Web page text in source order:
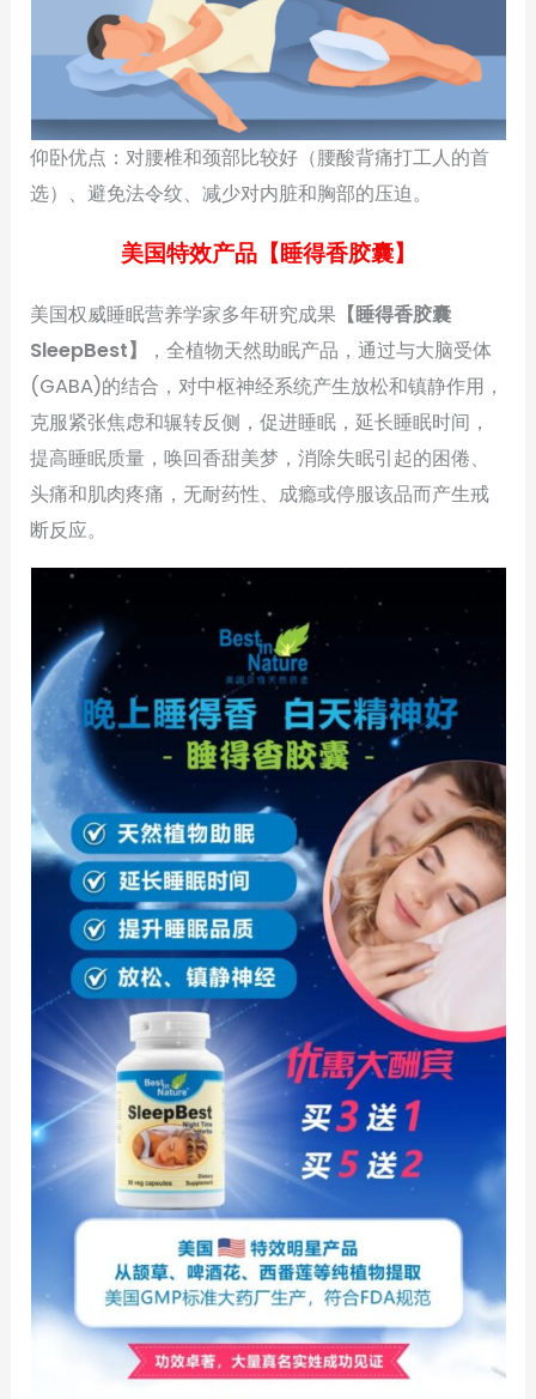
仰卧优点：对腰椎和颈部比较好（腰酸背痛打工人的首
选）、避免法令纹、减少对内脏和胸部的压迫。
美国特效产品【睡得香胶囊】
美国权威睡眠营养学家多年研究成果 【睡得香胶囊
SleepBest】
，全植物天然助眠产品，通过与大脑受体
(GABA)的结合，对中枢神经系统产生放松和镇静作用，
克服紧张焦虑和辗转反侧，促进睡眠，延长睡眠时间，
提高睡眠质量，唤回香甜美梦，消除失眠引起的困倦、
头痛和肌肉疼痛，无耐药性、成瘾或停服该品而产生戒
断反应。